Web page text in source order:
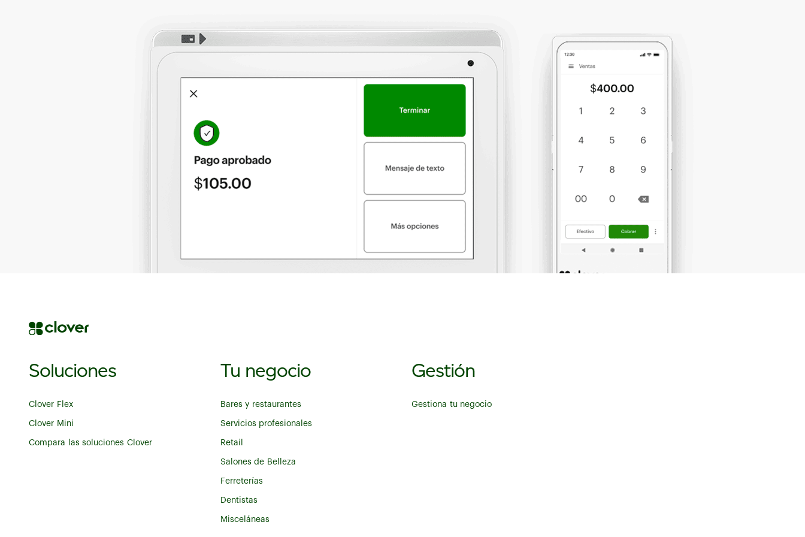
Soluciones
Clover Flex
Clover Mini
Compara las soluciones Clover
Tu negocio
Bares y restaurantes
Servicios profesionales
Retail
Salones de Belleza
Ferreterías
Dentistas
Misceláneas
Gestión
Gestiona tu negocio